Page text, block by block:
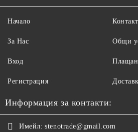
Начало
За Нас
Вход
Регистрация
Контакт
Общи
Информация за контакти:
Имейл: stenotrade@gmail.com